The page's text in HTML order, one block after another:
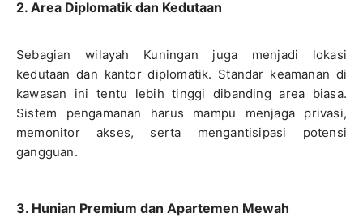
2. Area Diplomatik dan Kedutaan
Sebagian wilayah Kuningan juga menjadi lokasi
kedutaan dan kantor diplomatik. Standar keamanan di
kawasan ini tentu lebih tinggi dibanding area biasa.
Sistem pengamanan harus mampu menjaga privasi,
memonitor akses, serta mengantisipasi potensi
gangguan.
3. Hunian Premium dan Apartemen Mewah